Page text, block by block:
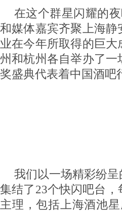
在这个群星闪耀的
和媒体嘉宾齐聚上海
业在今年所取得的巨
州和杭州各自举办了
奖盛典代表着中国酒吧
我们以一场精彩纷
集结了23个快闪吧台
主理，包括上海酒池